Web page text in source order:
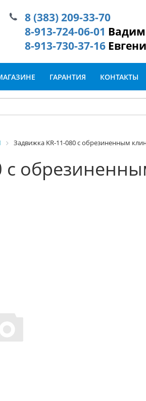
8 (383) 209-33-70
8-913-724-06-01 Вадим
8-913-730-37-16
ГАРАНТИЯ КОНТАКТЫ
Задвижка KR-11-080 с обрезиненным
с